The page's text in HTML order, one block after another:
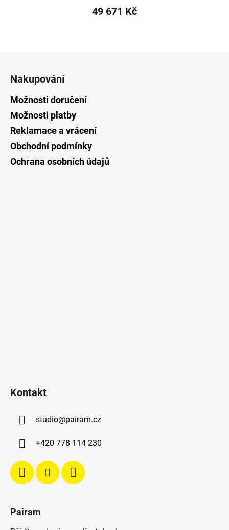
49 671 Kč
Nakupování
Možnosti doručení
Možnosti platby
Reklamace a vrácení
Obchodní podmínky
Ochrana osobních údajů
Kontakt
studio@pairam.cz
+420 778 114 230
Pairam